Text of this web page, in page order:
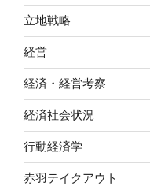
立地戦略
経営
経済・経営考察
経済社会状況
行動経済学
赤羽テイクアウト